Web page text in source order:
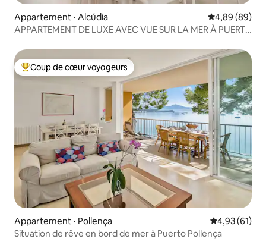
Appartement ⋅ Alcúdia Évaluation
4,89 (89)
APPARTEMENT DE LUXE AVEC VUE SUR LA MER À PUERTO
Coups de cœur voyageurs les plus appréciés
Coup de cœur voyageurs
Appartement ⋅ Pollença Évaluation
4,93 (61)
Situation de rêve en bord de mer à Puerto Pollença